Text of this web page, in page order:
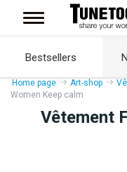
Bestsellers
Home page Art-shop
Women Keep calm
Vêtement